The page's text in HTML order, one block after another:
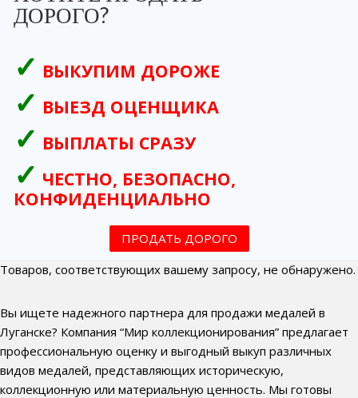
ДОРОГО?
ВЫКУПИМ ДОРОЖЕ
ВЫЕЗД ОЦЕНЩИКА
ВЫПЛАТЫ СРАЗУ
ЧЕСТНО, БЕЗОПАСНО,
КОНФИДЕНЦИАЛЬНО
ПРОДАТЬ ДОРОГО
Товаров, соответствующих вашему запросу, не обнаружено.
Вы ищете надежного партнера для продажи медалей в
Луганске? Компания “Мир коллекционирования” предлагает
профессиональную оценку и выгодный выкуп различных
видов медалей, представляющих историческую,
коллекционную или материальную ценность. Мы готовы